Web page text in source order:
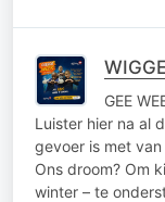
GEE
Luister hier na al
gevoer is met
Ons droom? Om
winter – te